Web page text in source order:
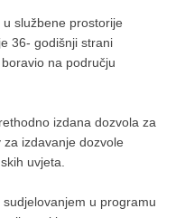
službene prostorije
36- godišnji strani
na području
izdana dozvola za
izdavanje dozvole
uvjeta.
u programu